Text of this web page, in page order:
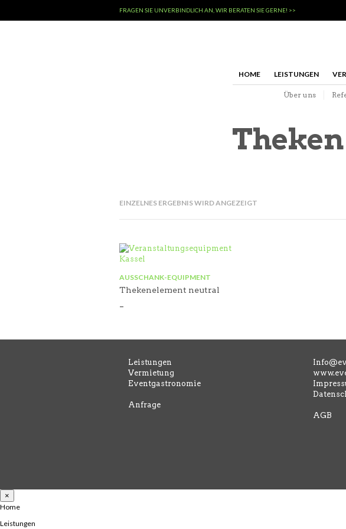
FRAGEN SIE UNVERBINDLICH AN, WIR BERATEN SIE GERNE! >>
HOME LEISTUNGEN
Über uns
EINZELNES ERGEBNIS WIRD ANGEZEIGT
AUSSCHANK-EQUIPMENT
Thekenelement neutral
–
Leistungen
Vermietung
Eventgastronomie
Anfrage
AGB
×
Home
Leistungen